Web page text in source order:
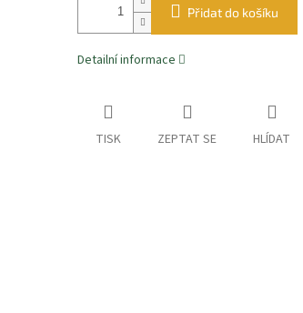
Přidat do košíku
Detailní informace
TISK ZEPTAT SE HLÍDAT